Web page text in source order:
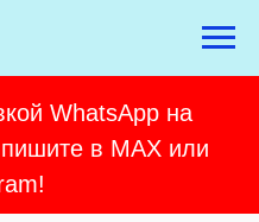
WhatsApp на
в MAX или